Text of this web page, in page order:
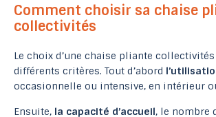
Comment choisir sa chaise
collectivités
Le choix d’une chaise pliante
différents critères. Tout d’abord
occasionnelle ou intensive, en intérieur
Ensuite, la capacité d’accueil, le nombre